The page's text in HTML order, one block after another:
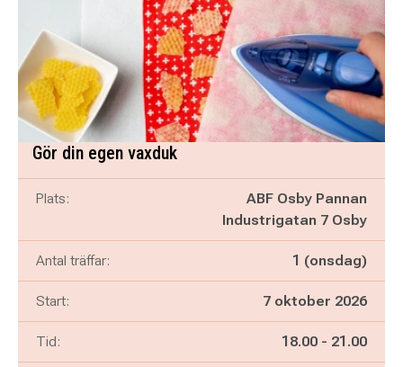
Gör din egen vaxduk
Plats:
ABF Osby Pannan
Industrigatan 7 Osby
Antal träffar: 1 (onsdag)
Start: 7 oktober 2026
Tid: Pågår mellan
18.00 - och
21.00